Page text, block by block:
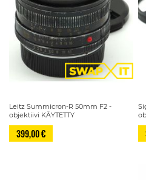
Leitz Summicron-R 50mm F2 -
objektiivi KÄYTETTY
399,00 €